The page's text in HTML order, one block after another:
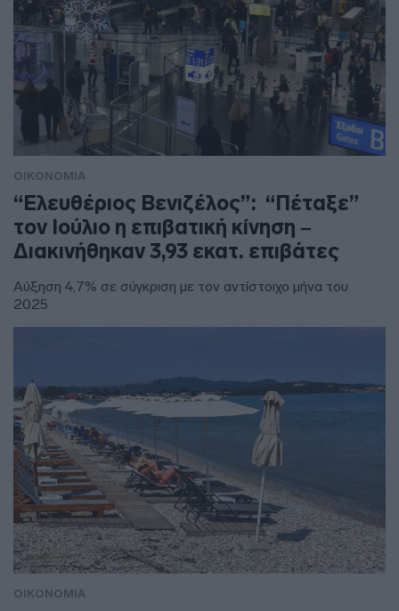
ΟΙΚΟΝΟΜΙΑ
“Ελευθέριος Βενιζέλος”: “Πέταξε”
τον Ιούλιο η επιβατική κίνηση –
Διακινήθηκαν 3,93 εκατ. επιβάτες
Αύξηση 4,7% σε σύγκριση με τον αντίστοιχο μήνα του
2025
ΟΙΚΟΝΟΜΙΑ